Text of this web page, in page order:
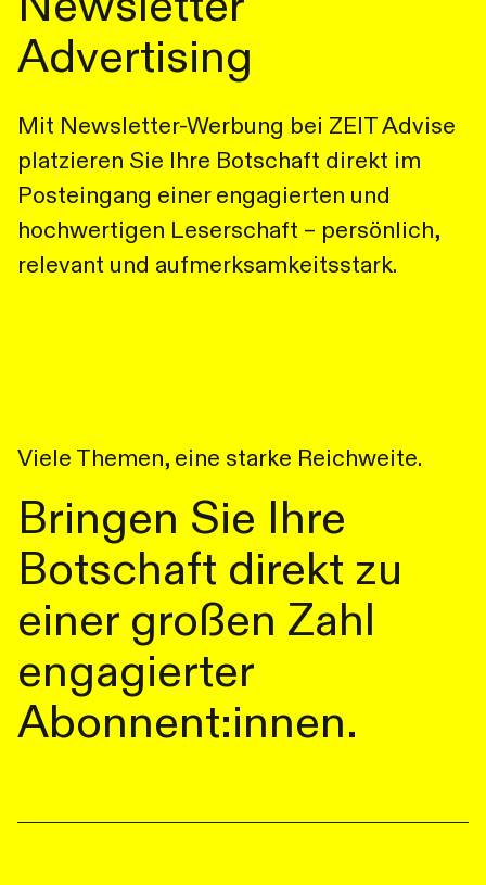
Advertising
Mit Newsletter-Werbung bei ZEIT Advise
platzieren Sie Ihre Botschaft direkt im
Posteingang einer engagierten und
hochwertigen Leserschaft – persönlich,
relevant und aufmerksamkeitsstark.
Viele Themen, eine starke Reichweite.
Bringen Sie Ihre
Botschaft direkt zu
einer großen Zahl
engagierter
Abonnent:innen.